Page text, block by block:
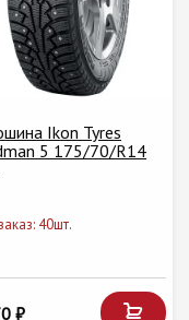
Ikon Tyres
5 175/70/R14
40шт.
₽